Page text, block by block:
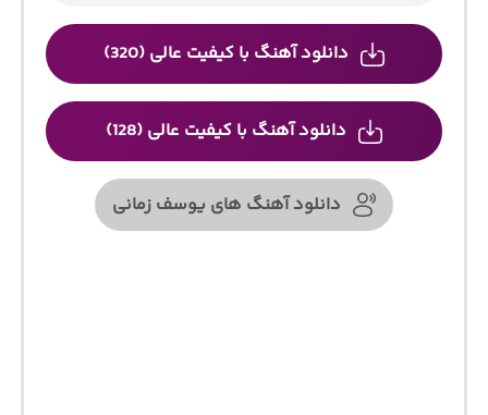
دانلود آهنگ با کیفیت عالی (320)
دانلود آهنگ با کیفیت عالی (128)
دانلود آهنگ های یوسف زمانی